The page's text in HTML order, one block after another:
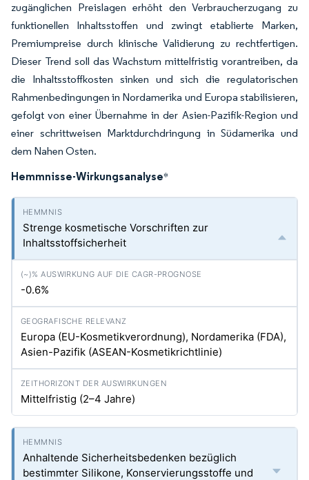
zugänglichen Preislagen erhöht den Verbraucherzugang zu
funktionellen Inhaltsstoffen und zwingt etablierte Marken,
Premiumpreise durch klinische Validierung zu rechtfertigen.
Dieser Trend soll das Wachstum mittelfristig vorantreiben, da
die Inhaltsstoffkosten sinken und sich die regulatorischen
Rahmenbedingungen in Nordamerika und Europa stabilisieren,
gefolgt von einer Übernahme in der Asien-Pazifik-Region und
einer schrittweisen Marktdurchdringung in Südamerika und
dem Nahen Osten.
Hemmnisse-Wirkungsanalyse*
Strenge kosmetische Vorschriften zur
Inhaltsstoffsicherheit
-0.6%
Europa (EU-Kosmetikverordnung), Nordamerika (FDA),
Asien-Pazifik (ASEAN-Kosmetikrichtlinie)
Mittelfristig (2–4 Jahre)
Anhaltende Sicherheitsbedenken bezüglich
bestimmter Silikone, Konservierungsstoffe und